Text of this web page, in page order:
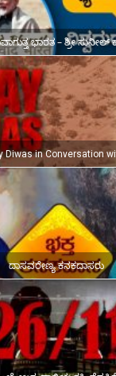
ಭಾರತ – ಶ್ರೀ ಸುನೀಲ್‌
Diwas in Conversation
ದಾಸವರೇಣ್ಯ ಕನಕದಾಸರು